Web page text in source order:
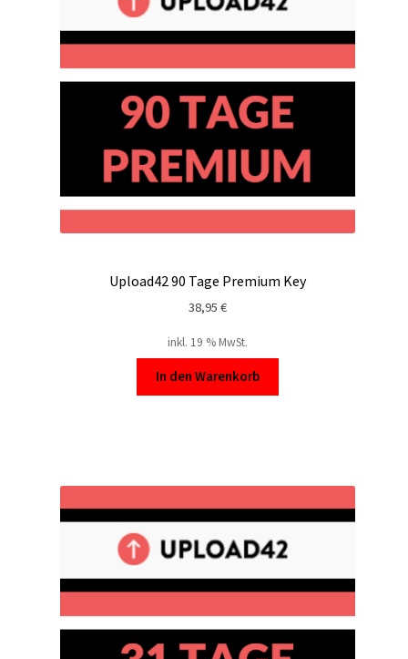
Upload42 90 Tage Premium Key
38,95 €
inkl. 19 % MwSt.
In den Warenkorb